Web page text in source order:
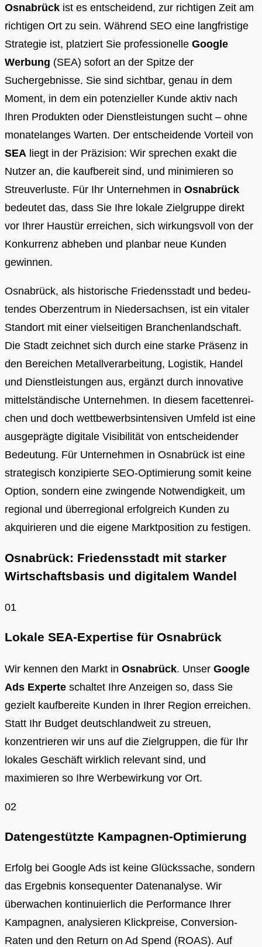
Osnabrück ist es entscheidend, zur richtigen Zeit am
richtigen Ort zu sein. Während SEO eine langfristige
Strategie ist, platziert Sie professionelle Google
Werbung (SEA) sofort an der Spitze der
Suchergebnisse. Sie sind sichtbar, genau in dem
Moment, in dem ein potenzieller Kunde aktiv nach
Ihren Produkten oder Dienstleistungen sucht – ohne
monatelanges Warten. Der entscheidende Vorteil von
SEA liegt in der Präzision: Wir sprechen exakt die
Nutzer an, die kaufbereit sind, und minimieren so
Streuverluste. Für Ihr Unternehmen in Osnabrück
bedeutet das, dass Sie Ihre lokale Zielgruppe direkt
vor Ihrer Haustür erreichen, sich wirkungsvoll von der
Konkurrenz abheben und planbar neue Kunden
gewinnen.
Osna­brück, als his­to­ri­sche Frie­dens­stadt und bedeu­
ten­des Ober­zen­trum in Nie­der­sach­sen, ist ein vita­ler
Stand­ort mit einer viel­sei­ti­gen Bran­chen­land­schaft.
Die Stadt zeich­net sich durch eine star­ke Prä­senz in
den Berei­chen Metall­ver­ar­bei­tung, Logis­tik, Han­del
und Dienst­leis­tun­gen aus, ergänzt durch inno­va­ti­ve
mit­tel­stän­di­sche Unter­neh­men. In die­sem facet­ten­rei­
chen und doch wett­be­werbs­in­ten­si­ven Umfeld ist eine
aus­ge­präg­te digi­ta­le Visi­bi­li­tät von ent­schei­den­der
Bedeu­tung. Für Unter­neh­men in Osna­brück ist eine
stra­te­gisch kon­zi­pier­te SEO-Opti­mie­rung somit kei­ne
Opti­on, son­dern eine zwin­gen­de Not­wen­dig­keit, um
regio­nal und über­re­gio­nal erfolg­reich Kun­den zu
akqui­rie­ren und die eige­ne Markt­po­si­ti­on zu fes­ti­gen.
Osnabrück: Friedensstadt mit starker
Wirtschaftsbasis und digitalem Wandel
01
Lokale SEA-Expertise für Osnabrück
Wir kennen den Markt in Osnabrück. Unser Google
Ads Experte schaltet Ihre Anzeigen so, dass Sie
gezielt kaufbereite Kunden in Ihrer Region erreichen.
Statt Ihr Budget deutschlandweit zu streuen,
konzentrieren wir uns auf die Zielgruppen, die für Ihr
lokales Geschäft wirklich relevant sind, und
maximieren so Ihre Werbewirkung vor Ort.
02
Datengestützte Kampagnen-Optimierung
Erfolg bei Google Ads ist keine Glückssache, sondern
das Ergebnis konsequenter Datenanalyse. Wir
überwachen kontinuierlich die Performance Ihrer
Kampagnen, analysieren Klickpreise, Conversion-
Raten und den Return on Ad Spend (ROAS). Auf